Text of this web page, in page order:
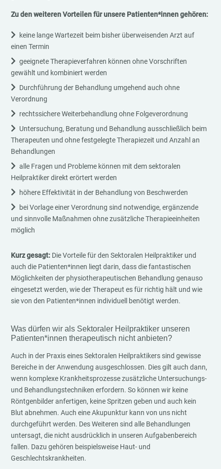
Zu den weiteren Vorteilen für unsere Patienten*innen gehören:
keine lange Wartezeit beim bisher überweisenden Arzt auf
einen Termin
geeignete Therapieverfahren können ohne Vorschriften
gewählt und kombiniert werden
Durchführung der Behandlung umgehend auch ohne
Verordnung
rechtssichere Weiterbehandlung ohne Folgeverordnung
Untersuchung, Beratung und Behandlung ausschließlich beim
Therapeuten und ohne festgelegte Therapiezeit und Anzahl an
Behandlungen
alle Fragen und Probleme können mit dem sektoralen
Heilpraktiker direkt erörtert werden
höhere Effektivität in der Behandlung von Beschwerden
bei Vorlage einer Verordnung sind notwendige, ergänzende
und sinnvolle Maßnahmen ohne zusätzliche Therapieeinheiten
möglich
Kurz gesagt: Die Vorteile für den Sektoralen Heilpraktiker und
auch die Patienten*innen liegt darin, dass die fantastischen
Möglichkeiten der physiotherapeutischen Behandlung genauso
eingesetzt werden, wie der Therapeut es für richtig hält und wie
sie von den Patienten*innen individuell benötigt werden.
Was dürfen wir als Sektoraler Heilpraktiker unseren
Patienten*innen therapeutisch nicht anbieten?
Auch in der Praxis eines Sektoralen Heilpraktikers sind gewisse
Bereiche in der Anwendung ausgeschlossen. Dies gilt auch dann,
wenn komplexe Krankheitsprozesse zusätzliche Untersuchungs-
und Behandlungstechniken erfordern. So können wir keine
Röntgenbilder anfertigen, keine Spritzen geben und auch kein
Blut abnehmen. Auch eine Akupunktur kann von uns nicht
durchgeführt werden. Des Weiteren sind alle Behandlungen
untersagt, die nicht ausdrücklich in unseren Aufgabenbereich
fallen. Dazu gehören beispielsweise Haut- und
Geschlechtskrankheiten.